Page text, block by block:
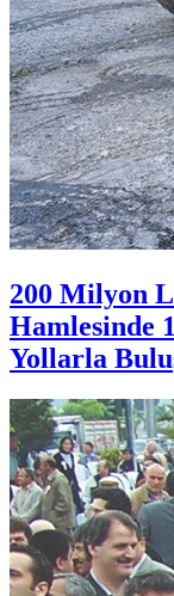
200 Milyon
Hamlesinde
Yollarla